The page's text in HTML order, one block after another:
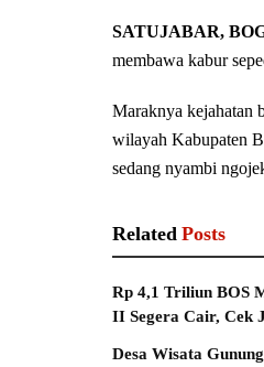
SATUJABAR,
membawa kabur
Maraknya kejahatan
wilayah Kabupaten
sedang nyambi
Related Posts
Rp 4,1 Triliun BOS
II Segera Cair, Cek
Desa Wisata